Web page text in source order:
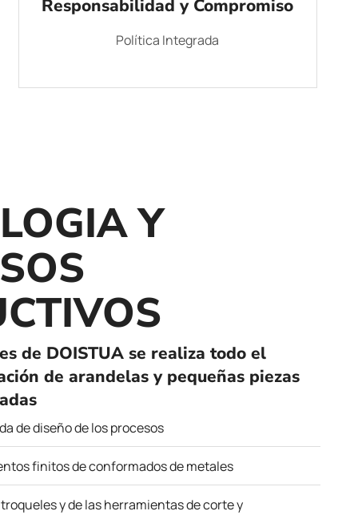
Responsabilidad y Compromiso
Política Integrada
Y
de DOISTUA se realiza todo el
de arandelas y pequeñas piezas
de diseño de los procesos
finitos de conformados de metales
y de las herramientas de corte y